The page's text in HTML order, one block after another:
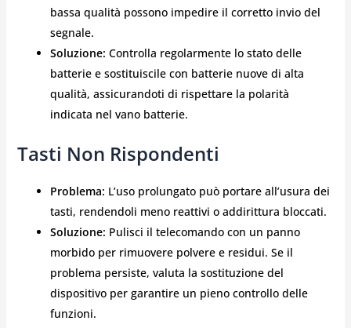
bassa qualità possono impedire il corretto invio del
segnale.
Soluzione: Controlla regolarmente lo stato delle
batterie e sostituiscile con batterie nuove di alta
qualità, assicurandoti di rispettare la polarità
indicata nel vano batterie.
Tasti Non Rispondenti
Problema: L’uso prolungato può portare all’usura dei
tasti, rendendoli meno reattivi o addirittura bloccati.
Soluzione: Pulisci il telecomando con un panno
morbido per rimuovere polvere e residui. Se il
problema persiste, valuta la sostituzione del
dispositivo per garantire un pieno controllo delle
funzioni.